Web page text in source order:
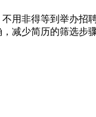
不用非得等到举办招
，减少简历的筛选步